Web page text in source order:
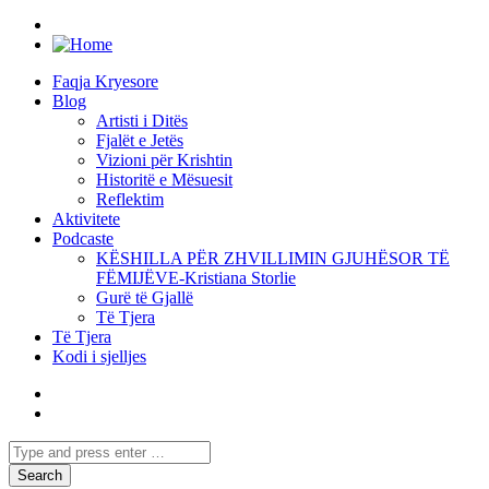
Faqja Kryesore
Blog
Artisti i Ditës
Fjalët e Jetës
Vizioni për Krishtin
Historitë e Mësuesit
Reflektim
Aktivitete
Podcaste
KËSHILLA PËR ZHVILLIMIN GJUHËSOR TË
FËMIJËVE-Kristiana Storlie
Gurë të Gjallë
Të Tjera
Të Tjera
Kodi i sjelljes